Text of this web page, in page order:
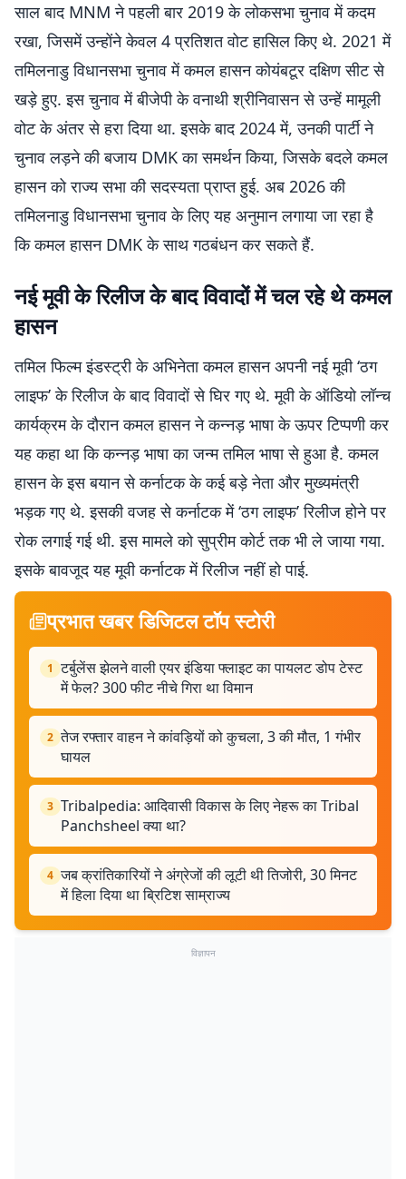
साल बाद MNM ने पहली बार 2019 के लोकसभा चुनाव में कदम
रखा, जिसमें उन्होंने केवल 4 प्रतिशत वोट हासिल किए थे. 2021 में
तमिलनाडु विधानसभा चुनाव में कमल हासन कोयंबटूर दक्षिण सीट से
खड़े हुए. इस चुनाव में बीजेपी के वनाथी श्रीनिवासन से उन्हें मामूली
वोट के अंतर से हरा दिया था. इसके बाद 2024 में, उनकी पार्टी ने
चुनाव लड़ने की बजाय DMK का समर्थन किया, जिसके बदले कमल
हासन को राज्य सभा की सदस्यता प्राप्त हुई. अब 2026 की
तमिलनाडु विधानसभा चुनाव के लिए यह अनुमान लगाया जा रहा है
कि कमल हासन DMK के साथ गठबंधन कर सकते हैं.
नई मूवी के रिलीज के बाद विवादों में चल रहे थे कमल
हासन
तमिल फिल्म इंडस्ट्री के अभिनेता कमल हासन अपनी नई मूवी ‘ठग
लाइफ’ के रिलीज के बाद विवादों से घिर गए थे. मूवी के ऑडियो लॉन्च
कार्यक्रम के दौरान कमल हासन ने कन्नड़ भाषा के ऊपर टिप्पणी कर
यह कहा था कि कन्नड़ भाषा का जन्म तमिल भाषा से हुआ है. कमल
हासन के इस बयान से कर्नाटक के कई बड़े नेता और मुख्यमंत्री
भड़क गए थे. इसकी वजह से कर्नाटक में ‘ठग लाइफ’ रिलीज होने पर
रोक लगाई गई थी. इस मामले को सुप्रीम कोर्ट तक भी ले जाया गया.
इसके बावजूद यह मूवी कर्नाटक में रिलीज नहीं हो पाई.
प्रभात खबर डिजिटल टॉप स्टोरी
1 टर्बुलेंस झेलने वाली एयर इंडिया फ्लाइट का पायलट डोप टेस्ट
में फेल? 300 फीट नीचे गिरा था विमान
2 तेज रफ्तार वाहन ने कांवड़ियों को कुचला, 3 की मौत, 1 गंभीर
घायल
3 Tribalpedia: आदिवासी विकास के लिए नेहरू का Tribal
Panchsheel क्या था?
4 जब क्रांतिकारियों ने अंग्रेजों की लूटी थी तिजोरी, 30 मिनट
में हिला दिया था ब्रिटिश साम्राज्य
विज्ञापन